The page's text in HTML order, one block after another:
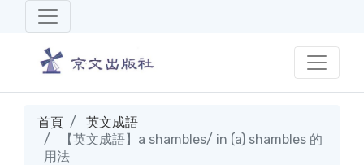
首頁
英文成語
【英文成語】a shambles/ in (a) shambles 的
用法